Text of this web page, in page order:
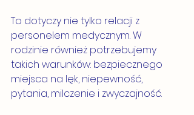
To dotyczy nie tylko relacji z
personelem medycznym. W
rodzinie również potrzebujemy
takich warunków: bezpiecznego
miejsca na lęk, niepewność,
pytania, milczenie i zwyczajność.